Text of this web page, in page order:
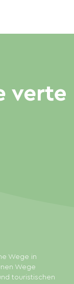
Wege in
Wege
touristischen